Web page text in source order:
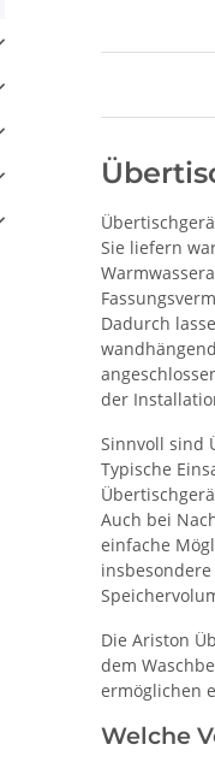
Sie liefern
Dadurch
der
Sinnvoll sind
Typische
Auch bei
einfache
Die Ariston
dem
ermöglichen
Welche